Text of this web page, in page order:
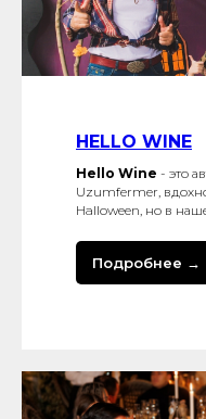
HELLO WINE
Hello Wine - это
Uzumfermer,
Halloween, но в
Подробнее →